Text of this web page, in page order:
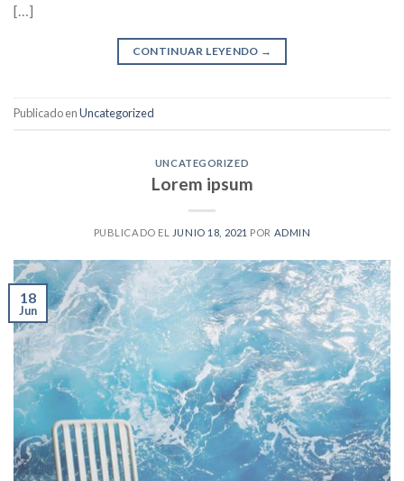
[…]
CONTINUAR LEYENDO →
Publicado enUncategorized
UNCATEGORIZED
Lorem ipsum
PUBLICADO EL JUNIO 18, 2021 POR ADMIN
18
Jun